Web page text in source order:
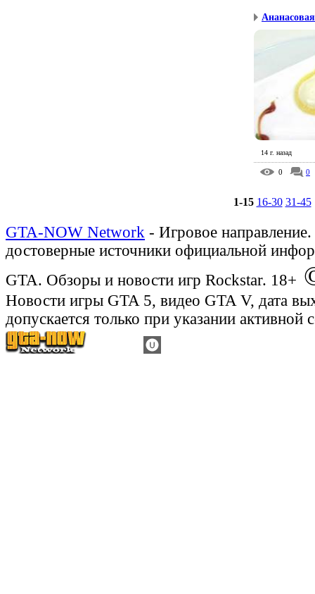
14 г. назад
0 0
1-15 16-30 31-45
GTA-NOW Network - Игровое
достоверные источники официальной
GTA. Обзоры и новости игр Rockstar. 18+
Новости игры GTA 5, видео GTA V, дата
допускается только при указании активной